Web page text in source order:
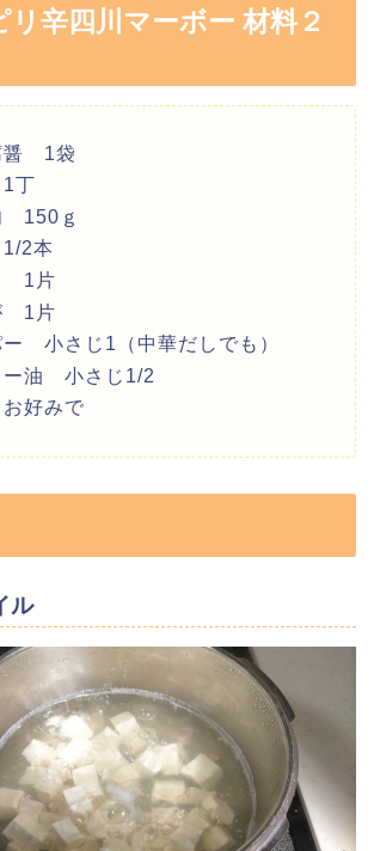
リ辛四川マーボー 材料２
醤 1袋
丁
150ｇ
2本
1片
1片
ー 小さじ1（中華だしでも）
ー油 小さじ1/2
好みで
ル